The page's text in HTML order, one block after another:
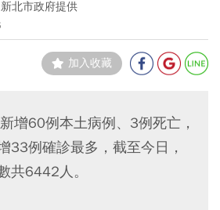
北市政府提供
加入收藏
增60例本土病例、3例死亡，
33例確診最多，截至今日，
共6442人。